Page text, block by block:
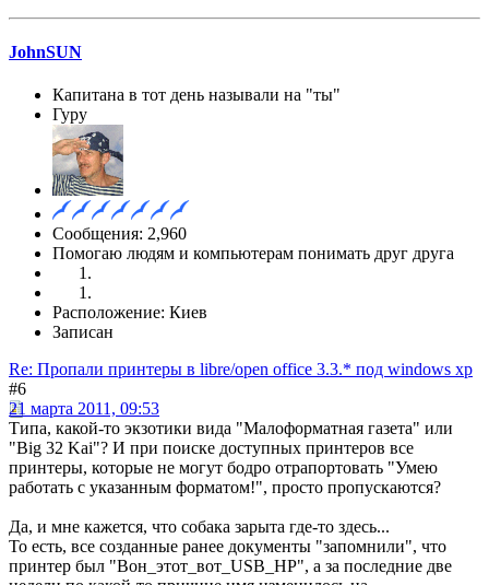
JohnSUN
Капитана в тот день называли на "ты"
Гуру
Сообщения: 2,960
Помогаю людям и компьютерам понимать друг друга
Расположение: Киев
Записан
Re: Пропали принтеры в libre/open office 3.3.* под windows xp
#6
21 марта 2011, 09:53
Типа, какой-то экзотики вида "Малоформатная газета" или
"Big 32 Kai"? И при поиске доступных принтеров все
принтеры, которые не могут бодро отрапортовать "Умею
работать с указанным форматом!", просто пропускаются?
Да, и мне кажется, что собака зарыта где-то здесь...
То есть, все созданные ранее документы "запомнили", что
принтер был "Вон_этот_вот_USB_НР", а за последние две